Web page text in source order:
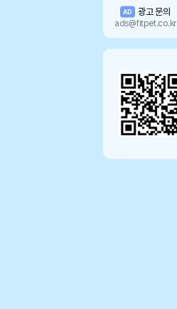
AD 광고 문의
ads@fitpet.co.kr